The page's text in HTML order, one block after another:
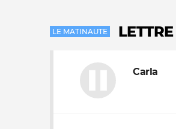
Nos autres projets
LE MATINAUTE
Carla